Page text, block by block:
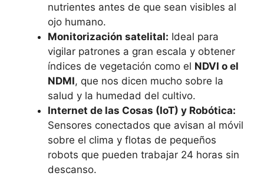
nutrientes antes de que sean visibles al
ojo humano.
Monitorización satelital: Ideal para
vigilar patrones a gran escala y obtener
índices de vegetación como el NDVI o el
NDMI, que nos dicen mucho sobre la
salud y la humedad del cultivo.
Internet de las Cosas (IoT) y Robótica:
Sensores conectados que avisan al móvil
sobre el clima y flotas de pequeños
robots que pueden trabajar 24 horas sin
descanso.